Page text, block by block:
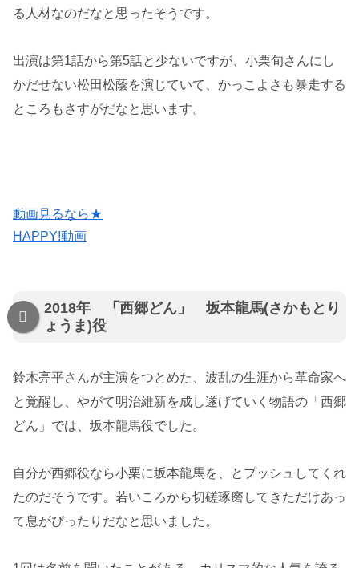
る人材なのだなと思ったそうです。
出演は第1話から第5話と少ないですが、小栗旬さんにし
かだせない松田松蔭を演じていて、かっこよさも暴走する
ところもさすがだなと思います。
動画見るなら★
HAPPY!動画
2018年 「西郷どん」 坂本龍馬(さかもとり
ょうま)役
鈴木亮平さんが主演をつとめた、波乱の生涯から革命家へ
と覚醒し、やがて明治維新を成し遂げていく物語の「西郷
どん」では、坂本龍馬役でした。
自分が西郷役なら小栗に坂本龍馬を、とプッシュしてくれ
たのだそうです。若いころから切磋琢磨してきただけあっ
て息がぴったりだなと思いました。